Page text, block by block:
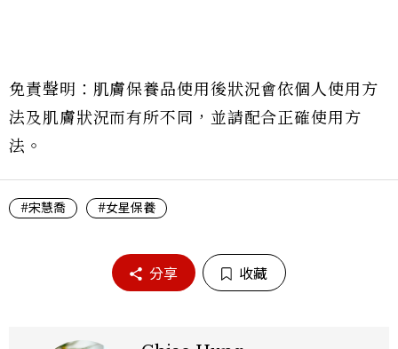
免責聲明：肌膚保養品使用後狀況會依個人使用方
法及肌膚狀況而有所不同，並請配合正確使用方
法。
#宋慧喬 #女星保養
分享 收藏